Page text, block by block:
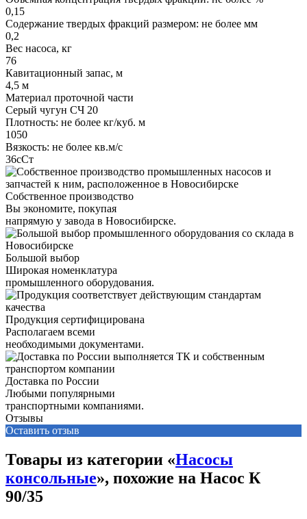
0,15
Содержание твердых фракций размером: не более мм
0,2
Вес насоса, кг
76
Кавитационный запас, м
4,5 м
Материал проточной части
Серый чугун СЧ 20
Плотность: не более кг/куб. м
1050
Вязкость: не более кв.м/с
36сСт
Собственное производство
Вы экономите, покупая
напрямую у завода в Новосибирске.
Большой выбор
Широкая номенклатура
промышленного оборудования.
Продукция сертифицирована
Располагаем всеми
необходимыми документами.
Доставка по России
Любыми популярными
транспортными компаниями.
Отзывы
Оставить отзыв
Товары из категории «Насосы
консольные», похожие на Насос К
90/35